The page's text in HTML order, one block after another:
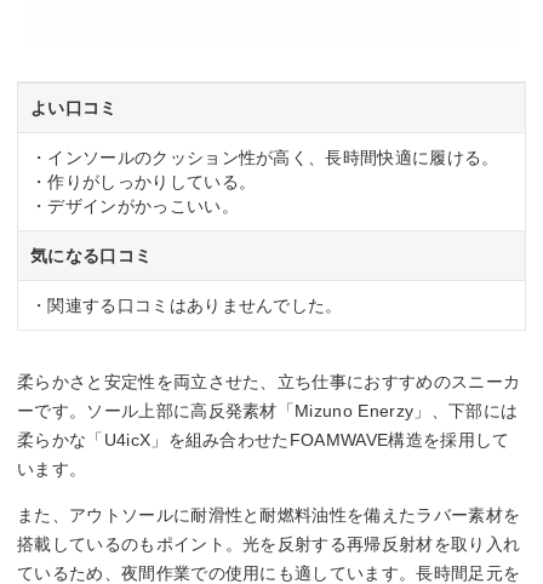
よい口コミ
・インソールのクッション性が高く、長時間快適に履ける。
・作りがしっかりしている。
・デザインがかっこいい。
気になる口コミ
・関連する口コミはありませんでした。
柔らかさと安定性を両立させた、立ち仕事におすすめのスニーカ
ーです。ソール上部に高反発素材「Mizuno Enerzy」、下部には
柔らかな「U4icX」を組み合わせたFOAMWAVE構造を採用して
います。
また、アウトソールに耐滑性と耐燃料油性を備えたラバー素材を
搭載しているのもポイント。光を反射する再帰反射材を取り入れ
ているため、夜間作業での使用にも適しています。長時間足元を